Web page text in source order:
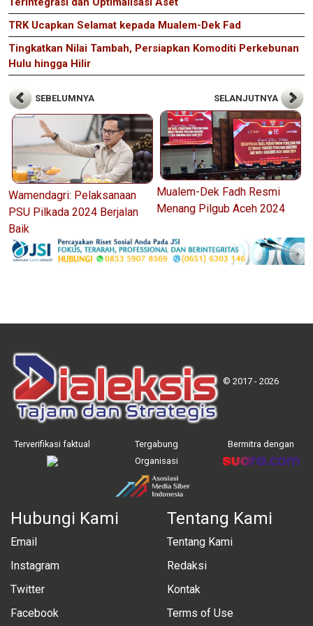
TRK Ucapkan Selamat kepada Mualem-Dek Fad
Tingkatkan Nilai Tambah, Persiapkan Komoditi Perkebunan
Hulu hingga Hilir
SEBELUMNYA
Wamendagri: Pelaksanaan
PSU Pilkada 2024 Berjalan
Baik
SELANJUTNYA
Mualem-Dek Fadh Resmi
Menang Pilgub Aceh 2024
© 2017 - 2026
Terverifikasi faktual
Tergabung
Organisasi
Bermitra dengan
Hubungi Kami
Email
Instagram
Twitter
Facebook
Tentang Kami
Tentang Kami
Redaksi
Kontak
Terms of Use